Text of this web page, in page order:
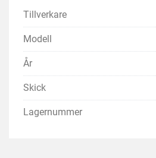
Tillverkare
Modell
År
Skick
Lagernummer